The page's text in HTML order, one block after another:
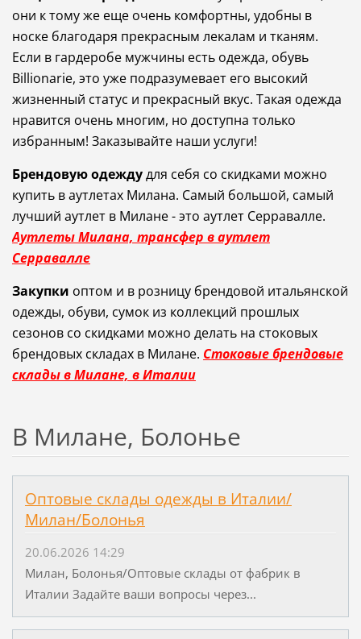
они ктомуже еще очень комфортны, удобны в
носке благодаря прекрасным лекалам и тканям.
Если в гардеробе мужчины есть одежда, обувь
Billionarie, это уже подразумевает его высокий
жизненный статус и прекрасный вкус. Такая одежда
нравится очень многим, но доступна только
избранным! Заказывайте наши услуги!
Брендовую одеждудля себя со скидками можно
купить в аутлетах Милана. Самый большой, самый
лучший аутлет в Милане - это аутлет Серравалле.
Аутлеты Милана, трансфер в аутлет
Серравалле
Закупки оптом и в розницу брендовой итальянской
одежды, обуви, сумок из коллекций прошлых
сезонов со скидками можно делать на стоковых
брендовых складах в Милане. Стоковые брендовые
склады в Милане, в Италии
В Милане, Болонье
Оптовые склады одежды в Италии/
Милан/Болонья
20.06.2026 14:29
Милан, Болонья/Оптовые склады от фабрик в
Италии Задайте ваши вопросы через...